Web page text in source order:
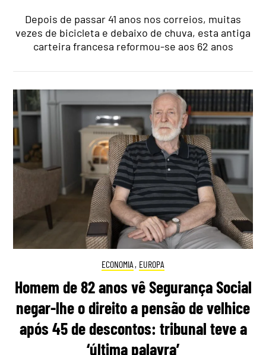
Depois de passar 41 anos nos correios, muitas
vezes de bicicleta e debaixo de chuva, esta antiga
carteira francesa reformou-se aos 62 anos
ECONOMIA , EUROPA
Homem de 82 anos vê Segurança Social
negar-lhe o direito a pensão de velhice
após 45 de descontos: tribunal teve a
‘última palavra’